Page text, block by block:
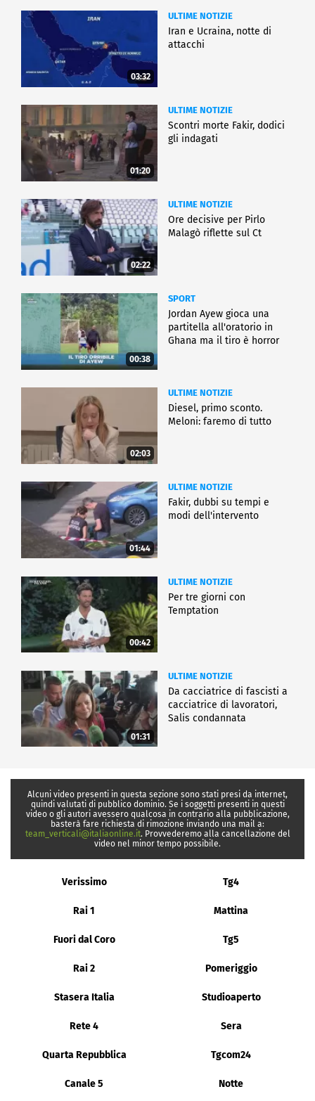
03:32
ULTIME NOTIZIE
Iran e Ucraina, notte di
attacchi
01:20
ULTIME NOTIZIE
Scontri morte Fakir, dodici
gli indagati
02:22
ULTIME NOTIZIE
Ore decisive per Pirlo
Malagò riflette sul Ct
00:38
SPORT
Jordan Ayew gioca una
partitella all'oratorio in
Ghana ma il tiro è horror
02:03
ULTIME NOTIZIE
Diesel, primo sconto.
Meloni: faremo di tutto
01:44
ULTIME NOTIZIE
Fakir, dubbi su tempi e
modi dell'intervento
00:42
ULTIME NOTIZIE
Per tre giorni con
Temptation
01:31
ULTIME NOTIZIE
Da cacciatrice di fascisti a
cacciatrice di lavoratori,
Salis condannata
Alcuni video presenti in questa sezione sono stati presi da internet,
quindi valutati di pubblico dominio. Se i soggetti presenti in questi
video o gli autori avessero qualcosa in contrario alla pubblicazione,
basterà fare richiesta di rimozione inviando una mail a:
team_verticali@italiaonline.it. Provvederemo alla cancellazione del
video nel minor tempo possibile.
Verissimo Tg4
Rai 1 Mattina
Fuori dal Coro Tg5
Rai 2 Pomeriggio
Stasera Italia Studioaperto
Rete 4 Sera
Quarta Repubblica Tgcom24
Canale 5 Notte